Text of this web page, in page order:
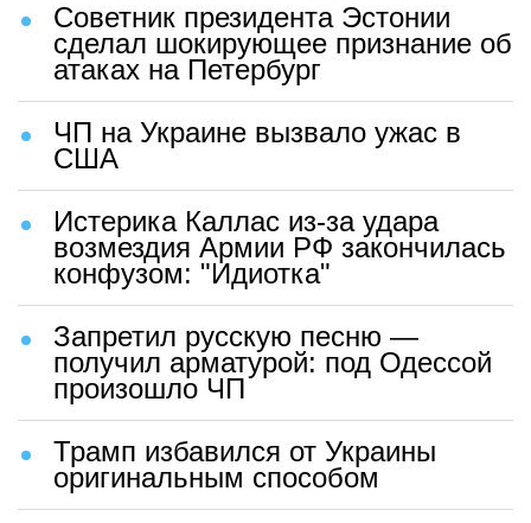
Советник президента Эстонии
сделал шокирующее признание об
атаках на Петербург
ЧП на Украине вызвало ужас в
США
Истерика Каллас из-за удара
возмездия Армии РФ закончилась
конфузом: "Идиотка"
Запретил русскую песню —
получил арматурой: под Одессой
произошло ЧП
Трамп избавился от Украины
оригинальным способом